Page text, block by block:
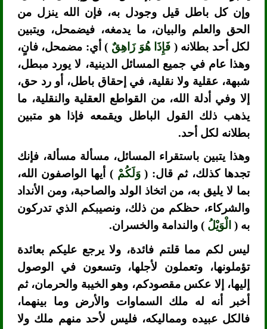
وإن كل باطل قيل وجودل به، فإن الله ينزل من
الحق والعلم والبيان، ما يدمغه، فيضمحل، ويتبين
لكل أحد بطلانه ( فَإِذَا هُوَ زَاهِقٌ ) أي: مضمحل، فانٍ،
وهذا عام في جميع المسائل الدينية، لا يورد مبطل،
شبهة، عقلية ولا نقلية، في إحقاق باطل، أو رد حق،
إلا وفي أدلة الله، من القواطع العقلية والنقلية، ما
يذهب ذلك القول الباطل ويقمعه فإذا هو متبين
بطلانه لكل أحد.
وهذا يتبين باستقراء المسائل، مسألة مسألة، فإنك
تجدها كذلك، ثم قال: (وَلَكُمْ) أيها الواصفون الله،
بما لا يليق به، من اتخاذ الولد والصاحبة، ومن الأنداد
والشركاء، حظكم من ذلك، ونصيبكم الذي تدركون
به (الْوَيْلُ ) والندامة والخسران.
ليس لكم مما قلتم فائدة، ولا يرجع عليكم بعائدة
تؤملونها، وتعملون لأجلها، وتسعون في الوصول
إليها، إلا عكس مقصودكم، وهو الخيبة والحرمان، ثم
أخبر أنه له ملك السماوات والأرض وما بينهما،
فالكل عبيده ومماليكه، فليس لأحد منهم ملك ولا